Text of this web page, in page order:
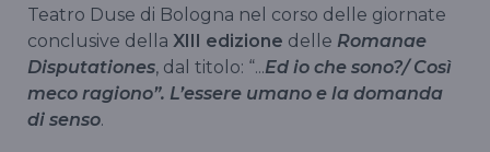
Teatro Duse di Bologna nel corso delle giornate
conclusive della XIII edizione delle Romanae
Disputationes, dal titolo: “...Ed io che sono?/ Così
meco ragiono”. L’essere umano e la domanda
di senso.